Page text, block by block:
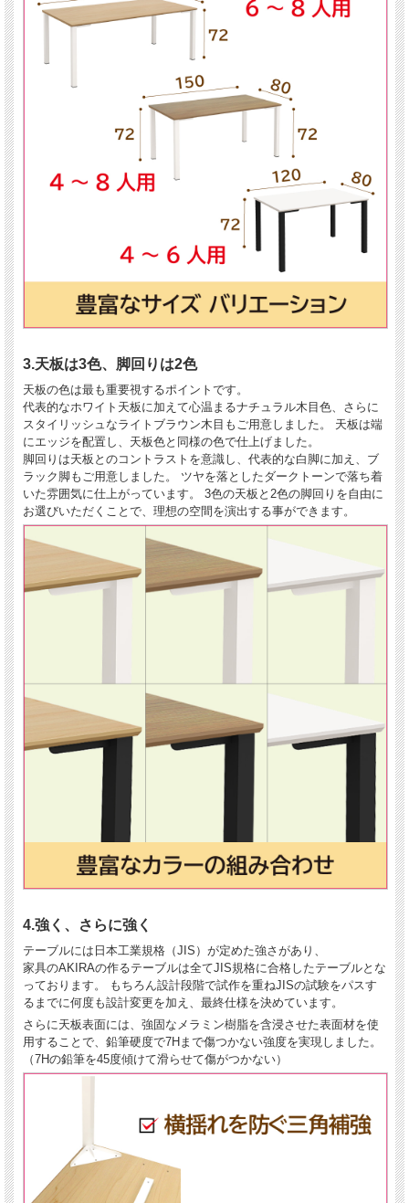
3.天板は3色、脚回りは2色
天板の色は最も重要視するポイントです。
代表的なホワイト天板に加えて心温まるナチュラル木目色、さらに
スタイリッシュなライトブラウン木目もご用意しました。 天板は端
にエッジを配置し、天板色と同様の色で仕上げました。
脚回りは天板とのコントラストを意識し、代表的な白脚に加え、ブ
ラック脚もご用意しました。 ツヤを落としたダークトーンで落ち着
いた雰囲気に仕上がっています。 3色の天板と2色の脚回りを自由に
お選びいただくことで、理想の空間を演出する事ができます。
4.強く、さらに強く
テーブルには日本工業規格（JIS）が定めた強さがあり、
家具のAKIRAの作るテーブルは全てJIS規格に合格したテーブルとな
っております。 もちろん設計段階で試作を重ねJISの試験をパスす
るまでに何度も設計変更を加え、最終仕様を決めています。
さらに天板表面には、強固なメラミン樹脂を含浸させた表面材を使
用することで、鉛筆硬度で7Hまで傷つかない強度を実現しました。
（7Hの鉛筆を45度傾けて滑らせて傷がつかない）